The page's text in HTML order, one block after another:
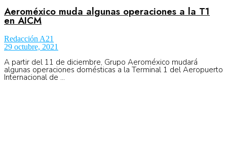
Aeroméxico muda algunas operaciones a la T1
en AICM
Redacción A21
29 octubre, 2021
A partir del 11 de diciembre, Grupo Aeroméxico mudará
algunas operaciones domésticas a la Terminal 1 del Aeropuerto
Internacional de ...